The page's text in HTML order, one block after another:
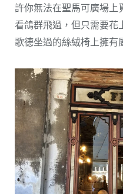
許你無法在聖馬可廣場上
看鴿群飛過，但只需要花
歌德坐過的絲絨椅上擁有